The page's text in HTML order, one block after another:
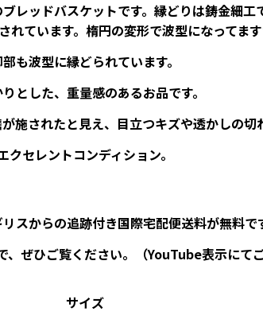
レッドバスケットです。縁どりは鋳金細
ています。楕円の変形で波型になってま
も波型に縁どられています。
とした、重量感のあるお品です。
施されたと見え、目立つキズや透かしの切
クセレントコンディション。
スからの追跡付き国際宅配便送料が無料で
ぜひご覧ください。（YouTube表示にて
サイズ